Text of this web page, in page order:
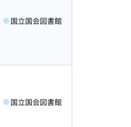
国立国会図書館
国立国会図書館